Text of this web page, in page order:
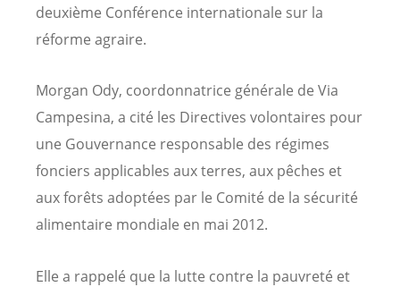
deuxième Conférence internationale sur la
réforme agraire.
Morgan Ody, coordonnatrice générale de Via
Campesina, a cité les Directives volontaires pour
une Gouvernance responsable des régimes
fonciers applicables aux terres, aux pêches et
aux forêts adoptées par le Comité de la sécurité
alimentaire mondiale en mai 2012.
Elle a rappelé que la lutte contre la pauvreté et